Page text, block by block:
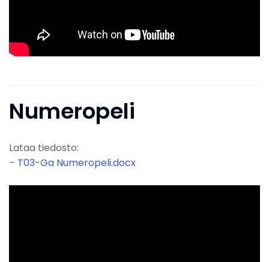
Numeropeli
Lataa tiedosto:
– T03-Ga Numeropeli.docx